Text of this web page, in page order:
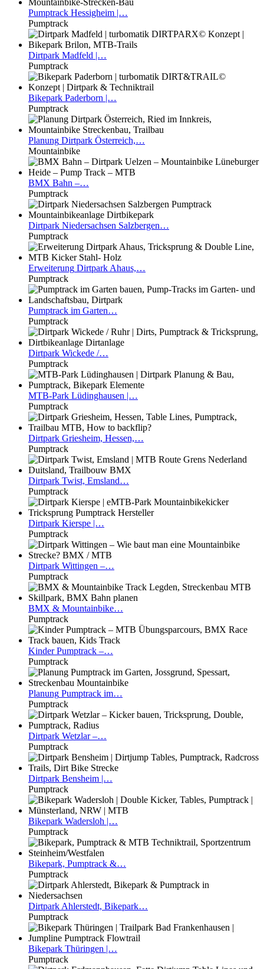
Pumptrack Hessigheim |…
Pumptrack
Dirtpark Madfeld |…
Pumptrack
Bikepark Paderborn |…
Pumptrack
Planung Dirtpark Österreich,…
Mountainbike
BMX Bahn –…
Pumptrack
Dirtpark Niedersachsen Salzbergen…
Pumptrack
Erweiterung Dirtpark Ahaus,…
Pumptrack
Pumptrack im Garten…
Pumptrack
Dirtpark Wickede /…
Pumptrack
MTB-Park Lüdinghausen |…
Pumptrack
Dirtpark Griesheim, Hessen,…
Pumptrack
Dirtpark Twist, Emsland…
Pumptrack
Dirtpark Kierspe |…
Pumptrack
Dirtpark Wittingen –…
Pumptrack
BMX & Mountainbike…
Pumptrack
KinderPumptrack –…
Pumptrack
Planung Pumptrack im…
Pumptrack
Dirtpark Wetzlar –…
Pumptrack
Dirtpark Bensheim |…
Pumptrack
Bikepark Wadersloh |…
Pumptrack
Bikepark, Pumptrack &…
Pumptrack
Dirtpark Ahlerstedt, Bikepark…
Pumptrack
Bikepark Thüringen |…
Pumptrack